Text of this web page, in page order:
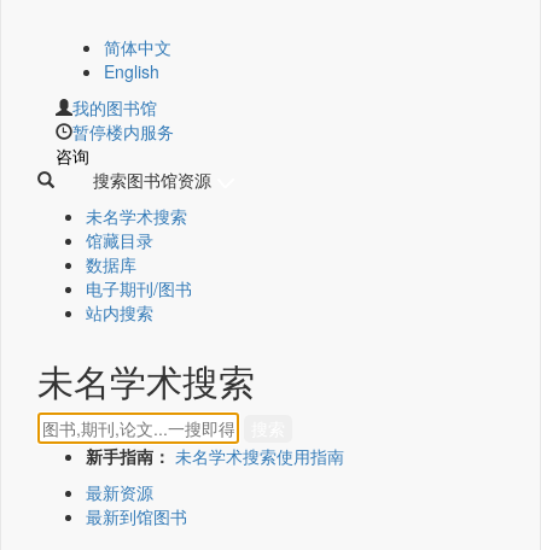
简体中文
English
我的图书馆
暂停楼内服务
咨询
搜索图书馆资源
未名学术搜索
馆藏目录
数据库
电子期刊/图书
站内搜索
未名学术搜索
新手指南： 未名学术搜索使用指南
最新资源
最新到馆图书